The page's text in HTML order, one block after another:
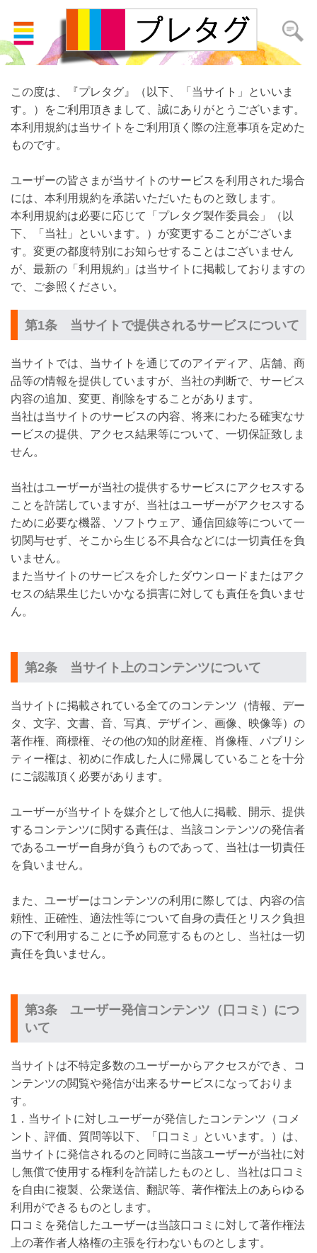
利用規約
この度は、『プレタグ』（以下、「当サイト」といいま
す。）をご利用頂きまして、誠にありがとうございます。
本利用規約は当サイトをご利用頂く際の注意事項を定めた
ものです。
ユーザーの皆さまが当サイトのサービスを利用された場合
には、本利用規約を承諾いただいたものと致します。
本利用規約は必要に応じて「プレタグ製作委員会」（以
下、「当社」といいます。）が変更することがございま
す。変更の都度特別にお知らせすることはございません
が、最新の「利用規約」は当サイトに掲載しておりますの
で、ご参照ください。
第1条 当サイトで提供されるサービスについて
当サイトでは、当サイトを通じてのアイディア、店舗、商
品等の情報を提供していますが、当社の判断で、サービス
内容の追加、変更、削除をすることがあります。
当社は当サイトのサービスの内容、将来にわたる確実なサ
ービスの提供、アクセス結果等について、一切保証致しま
せん。
当社はユーザーが当社の提供するサービスにアクセスする
ことを許諾していますが、当社はユーザーがアクセスする
ために必要な機器、ソフトウェア、通信回線等について一
切関与せず、そこから生じる不具合などには一切責任を負
いません。
また当サイトのサービスを介したダウンロードまたはアク
セスの結果生じたいかなる損害に対しても責任を負いませ
ん。
第2条 当サイト上のコンテンツについて
当サイトに掲載されている全てのコンテンツ（情報、デー
タ、文字、文書、音、写真、デザイン、画像、映像等）の
著作権、商標権、その他の知的財産権、肖像権、パブリシ
ティー権は、初めに作成した人に帰属していることを十分
にご認識頂く必要があります。
ユーザーが当サイトを媒介として他人に掲載、開示、提供
するコンテンツに関する責任は、当該コンテンツの発信者
であるユーザー自身が負うものであって、当社は一切責任
を負いません。
また、ユーザーはコンテンツの利用に際しては、内容の信
頼性、正確性、適法性等について自身の責任とリスク負担
の下で利用することに予め同意するものとし、当社は一切
責任を負いません。
第3条 ユーザー発信コンテンツ（口コミ）につ
いて
当サイトは不特定多数のユーザーからアクセスができ、コ
ンテンツの閲覧や発信が出来るサービスになっておりま
す。
1．当サイトに対しユーザーが発信したコンテンツ（コメ
ント、評価、質問等以下、「口コミ」といいます。）は、
当サイトに発信されるのと同時に当該ユーザーが当社に対
し無償で使用する権利を許諾したものとし、当社は口コミ
を自由に複製、公衆送信、翻訳等、著作権法上のあらゆる
利用ができるものとします。
口コミを発信したユーザーは当該口コミに対して著作権法
上の著作者人格権の主張を行わないものとします。